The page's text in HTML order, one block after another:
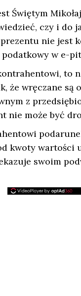
Świętym
czy i do
nie jest
w e-
to
że wręczane
z
nie może być
kwoty wartości
swoim